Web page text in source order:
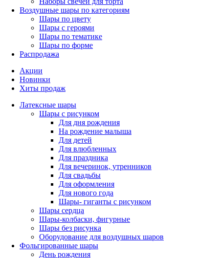
Воздушные шары по категориям
Шары по цвету
Шары с героями
Шары по тематике
Шары по форме
Распродажа
Акции
Новинки
Хиты продаж
Латексные шары
Шары с рисунком
Для дня рождения
На рождение малыша
Для детей
Для влюбленных
Для праздника
Для вечеринок, утренников
Для свадьбы
Для оформления
Для нового года
Шары- гиганты с рисунком
Шары сердца
Шары-колбаски, фигурные
Шары без рисунка
Оборудование для воздушных шаров
Фольгированные шары
День рождения